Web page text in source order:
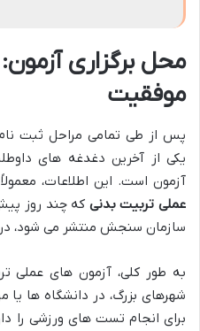
محل برگزاری
موفقیت
پس از طی تمامی مراحل ثبت
یکی از آخرین دغدغه های
آزمون است. این اطلاعات،
عملی تربیت بدنی که چند روز
سازمان سنجش منتشر می شود،
به طور کلی، آزمون های عملی
شهرهای بزرگ، در دانشگاه ها یا
برای انجام تست های ورزشی را